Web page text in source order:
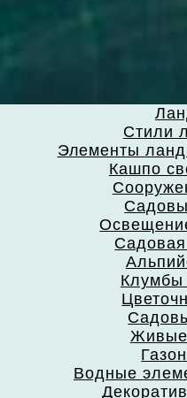
Стили
Элементы
Кашпо
Садовая
Клумбы
Живые
Водные